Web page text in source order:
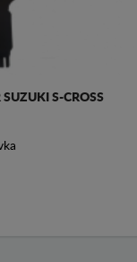
S-CROSS